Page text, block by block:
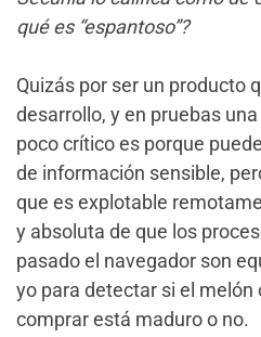
qué es “espantoso”?
Quizás por ser un producto
desarrollo, y en pruebas
poco crítico es porque
de información sensible,
que es explotable
y absoluta de que los
pasado el navegador son
yo para detectar si el melón
comprar está maduro o no.